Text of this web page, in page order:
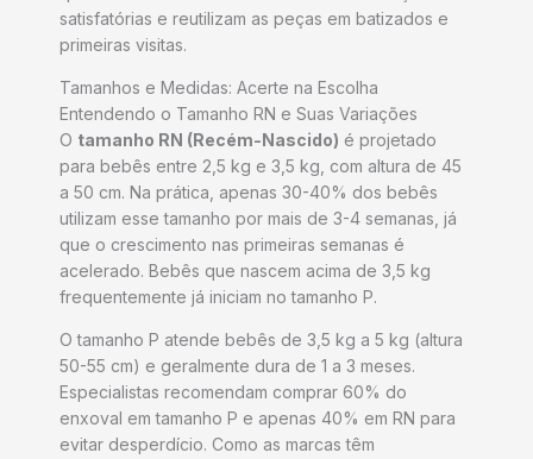
satisfatórias e reutilizam as peças em batizados e
primeiras visitas.
Tamanhos e Medidas: Acerte na Escolha
Entendendo o Tamanho RN e Suas Variações
O tamanho RN (Recém-Nascido) é projetado
para bebês entre 2,5 kg e 3,5 kg, com altura de 45
a 50 cm. Na prática, apenas 30-40% dos bebês
utilizam esse tamanho por mais de 3-4 semanas, já
que o crescimento nas primeiras semanas é
acelerado. Bebês que nascem acima de 3,5 kg
frequentemente já iniciam no tamanho P.
O tamanho P atende bebês de 3,5 kg a 5 kg (altura
50-55 cm) e geralmente dura de 1 a 3 meses.
Especialistas recomendam comprar 60% do
enxoval em tamanho P e apenas 40% em RN para
evitar desperdício. Como as marcas têm